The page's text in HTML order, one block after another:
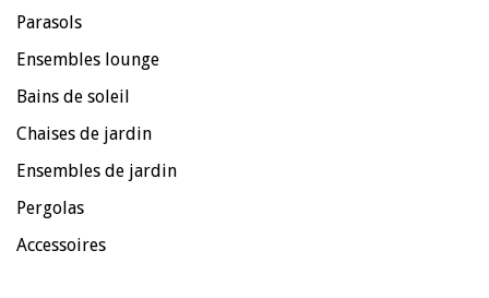
Parasols
Ensembles lounge
Bains de soleil
Chaises de jardin
Ensembles de jardin
Pergolas
Accessoires